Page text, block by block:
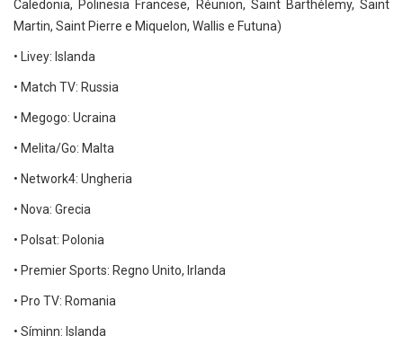
Caledonia, Polinesia Francese, Réunion, Saint Barthélemy, Saint
Martin, Saint Pierre e Miquelon, Wallis e Futuna)
• Livey: Islanda
• Match TV: Russia
• Megogo: Ucraina
• Melita/Go: Malta
• Network4: Ungheria
• Nova: Grecia
• Polsat: Polonia
• Premier Sports: Regno Unito, Irlanda
• Pro TV: Romania
• Síminn: Islanda